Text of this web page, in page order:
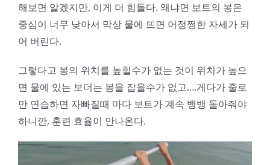
해보면 알겠지만, 이게 더 힘들다. 왜냐면 보트의 봉은
중심이 너무 낮아서 막상 물에 뜨면 어정쩡한 자세가 되
어 버린다.
그렇다고 봉의 위치를 높힐수가 없는 것이 위치가 높으
면 물에 있는 보더는 봉을 잡을수가 없고….게다가 줄로
만 연습하면 자빠질때 마다 보트가 계속 뱅뱅 돌아줘야
하니깐, 훈련 효율이 안나온다.